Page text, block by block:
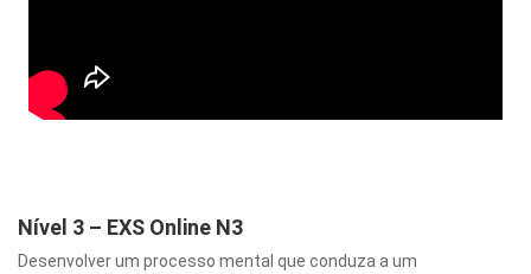
Nível 3 – EXS Online N3
Desenvolver um processo mental que conduza a um